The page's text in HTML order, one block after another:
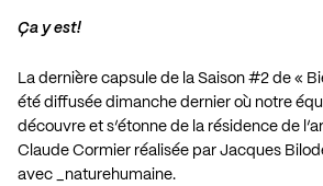
Ça y est!
La dernière capsule de la Saison #2 de «
été diffusée dimanche dernier où notre
découvre et s’étonne de la résidence de
Claude Cormier réalisée par Jacques
avec _naturehumaine.